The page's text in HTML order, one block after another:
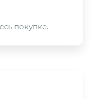
покупке.